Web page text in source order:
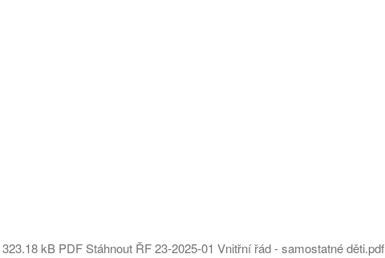
323.18 kB PDF Stáhnout ŘF 23-2025-01 Vnitřní řád - samostatné děti.pdf